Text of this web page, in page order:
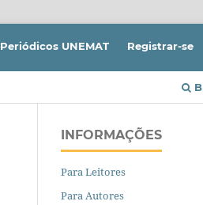
Periódicos UNEMAT Registrar-se
INFORMAÇÕES
Para Leitores
Para Autores